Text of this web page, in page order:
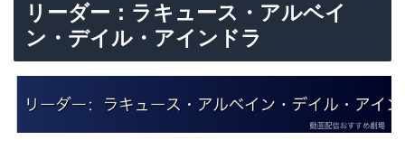
リーダー：ラキュース・アルベイ
ン・デイル・アインドラ